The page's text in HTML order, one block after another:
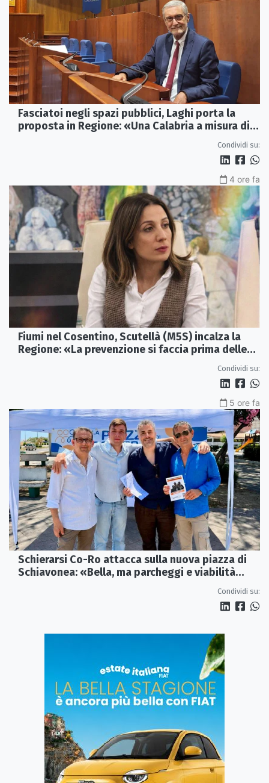
Fasciatoi negli spazi pubblici, Laghi porta la
proposta in Regione: «Una Calabria a misura di
Condividi su:
4 ore fa
Fiumi nel Cosentino, Scutellà (M5S) incalza la
Regione: «La prevenzione si faccia prima delle
Condividi su:
5 ore fa
Schierarsi Co-Ro attacca sulla nuova piazza di
Schiavonea: «Bella, ma parcheggi e viabilità
Condividi su: